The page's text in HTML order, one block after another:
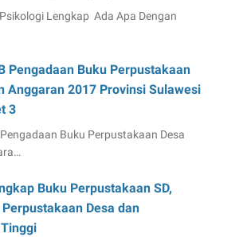
Lengkap Ada Apa Dengan
Pengadaan Buku Perpustakaan
Anggaran 2017 Provinsi Sulawesi
3
Buku Perpustakaan Desa
Buku Perpustakaan SD,
Perpustakaan Desa dan